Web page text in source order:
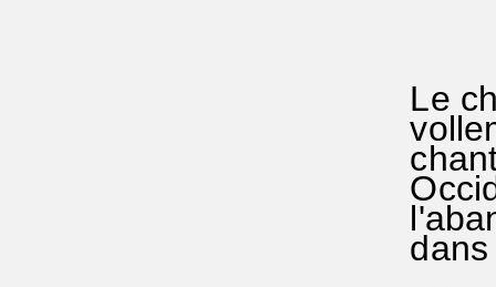
Le
dans